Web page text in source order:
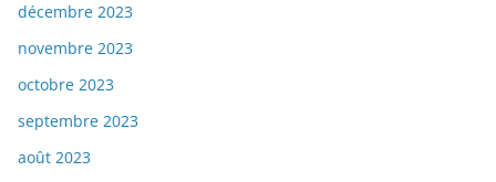
décembre 2023
novembre 2023
octobre 2023
septembre 2023
août 2023